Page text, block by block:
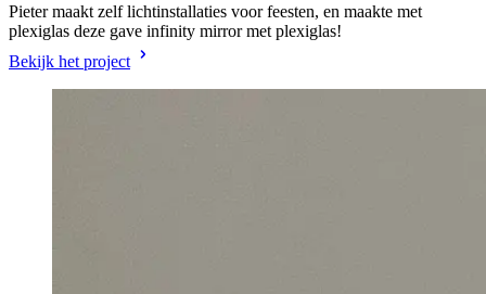
Pieter maakt zelf lichtinstallaties voor feesten, en maakte met
plexiglas deze gave infinity mirror met plexiglas!
Bekijk het project